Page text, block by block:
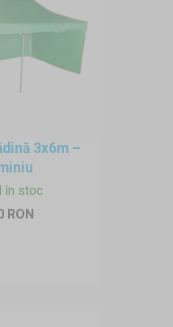
3x6m –
în stoc
RON